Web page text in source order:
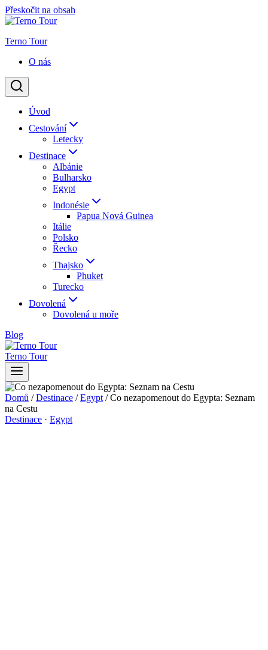
Přeskočit na obsah
Terno Tour
O nás
Úvod
Cestování
Letecky
Destinace
Albánie
Bulharsko
Egypt
Indonésie
Papua Nová Guinea
Itálie
Polsko
Řecko
Thajsko
Phuket
Turecko
Dovolená
Dovolená u moře
Blog
Terno Tour
Domů / Destinace / Egypt / Co nezapomenout do Egypta: Seznam
na Cestu
Destinace · Egypt